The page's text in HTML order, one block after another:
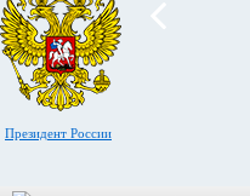
Президент России